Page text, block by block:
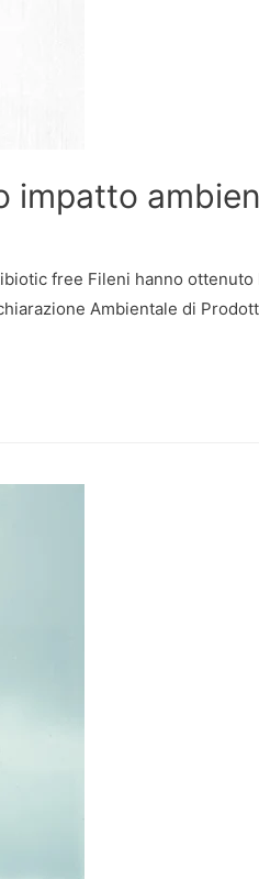
impatto
free Fileni hanno
Ambientale di